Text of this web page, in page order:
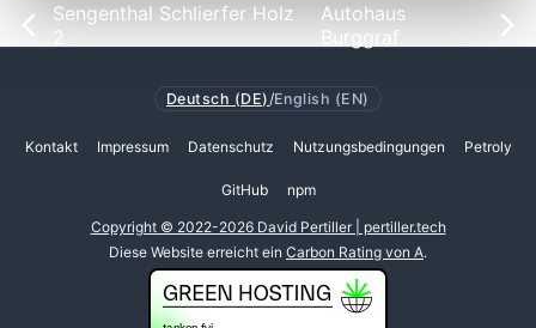
Sengenthal Schlierfer Holz
2
Autohaus
Burggraf
Deutsch (DE) /English (EN)
Kontakt Impressum Datenschutz Nutzungsbedingungen Petroly
GitHub npm
Copyright © 2022-2026 David Pertiller | pertiller.tech
Diese Website erreicht ein Carbon Rating von A.